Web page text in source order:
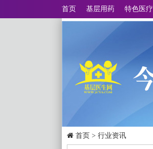
首页 基层用药 特色医疗
首页 > 行业资讯